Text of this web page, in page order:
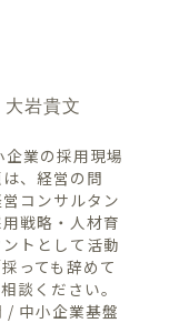
岩貴文
業の採用現場
、経営の問
コンサルタン
戦略・人材育
トとして活動
っても辞めて
談ください。
/ 中小企業基盤